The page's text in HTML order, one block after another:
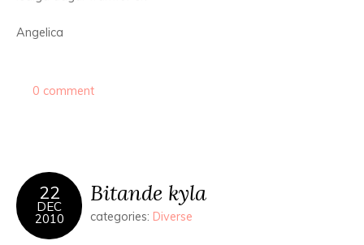
Angelica
0 comment
22
DEC
2010
Bitande kyla
categories: Diverse